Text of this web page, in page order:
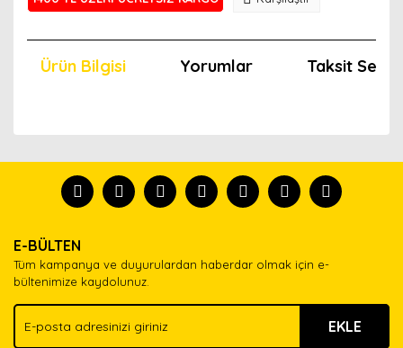
Ürün Bilgisi Yorumlar Taksit
tanısın.
formunu kullanarak tarafımıza iletebilirsiniz.
Görüş ve önerileriniz için teşekkür ederiz.
Ürün açıklamasında eksik bilgiler bulunuyor.
Ürün bilgilerinde hatalar bulunuyor.
Ürün fiyatı diğer sitelerden daha pahalı.
Bu ürüne benzer farklı alternatifler olmalı.
E-BÜLTEN
Tüm kampanya ve duyurulardan haberdar olmak için e-
bültenimize kaydolunuz.
EKLE